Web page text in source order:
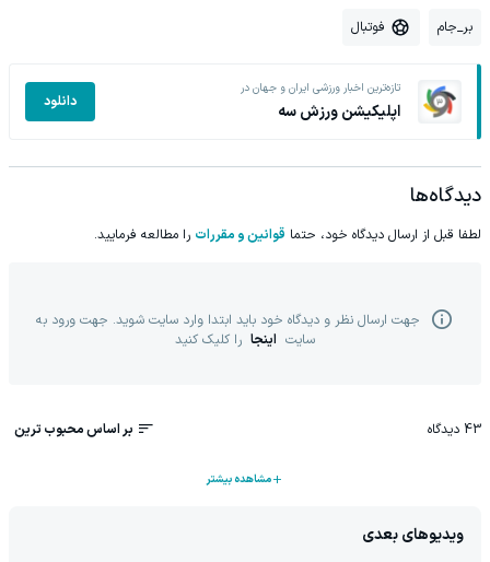
بر_جام فوتبال
تازه‌ترین اخبار ورزشی ایران و جهان در
اپلیکیشن ورزش سه دانلود
دیدگاه‌ها
لطفا قبل از ارسال دیدگاه خود، حتما قوانین و مقررات را مطالعه فرمایید.
جهت ارسال نظر و دیدگاه خود باید ابتدا وارد سایت شوید. جهت ورود به
سایت اینجا را کلیک کنید
43 دیدگاه بر اساس محبوب ترین
مشاهده بیشتر
ویدیوهای بعدی